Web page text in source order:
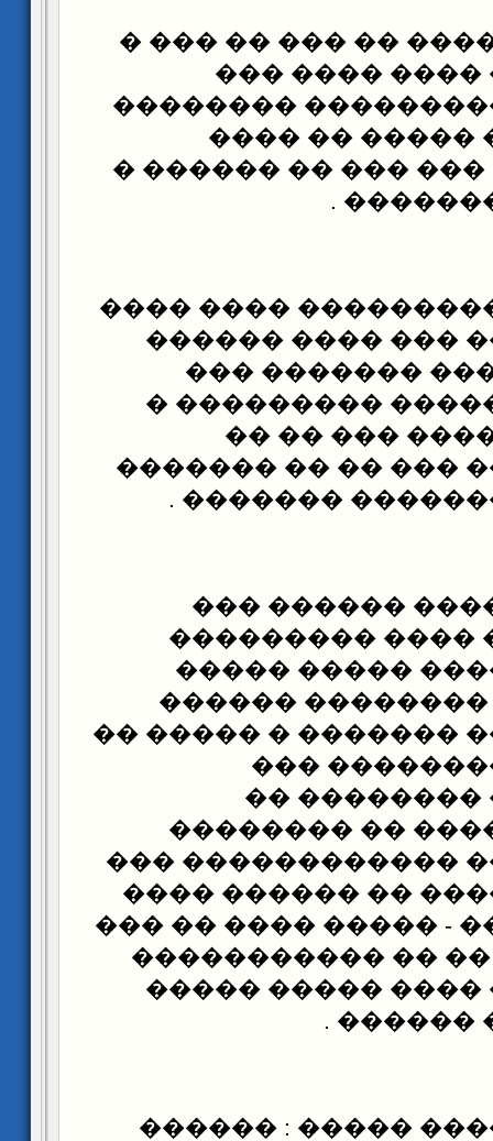
��� ��� ��� ����
�������� ��
��������
����� � ����
������ ��� .. ���
������
���� �����
���� ������� ���
����� � ���
������� �� �����
��� ���� ��
������� ���� ���
���������
��� ���
������ � ���
����� ��������
����������
������� ����
���������
�������� ��
�������� � ����
������� ����
������ ������� ��
�� ���� ����� -
���� ����� - �� ��
��� ������� ����
����
����� ��������